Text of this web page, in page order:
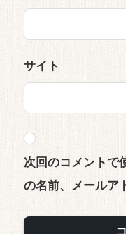
サイト
次回のコメントで
の名前、メールア